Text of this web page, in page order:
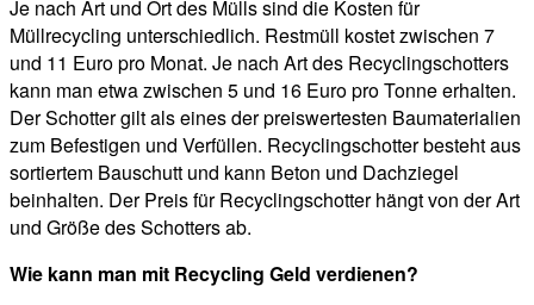
Je nach Art und Ort des Mülls sind die Kosten für
Müllrecycling unterschiedlich. Restmüll kostet zwischen 7
und 11 Euro pro Monat. Je nach Art des Recyclingschotters
kann man etwa zwischen 5 und 16 Euro pro Tonne erhalten.
Der Schotter gilt als eines der preiswertesten Baumaterialien
zum Befestigen und Verfüllen. Recyclingschotter besteht aus
sortiertem Bauschutt und kann Beton und Dachziegel
beinhalten. Der Preis für Recyclingschotter hängt von der Art
und Größe des Schotters ab.
Wie kann man mit Recycling Geld verdienen?